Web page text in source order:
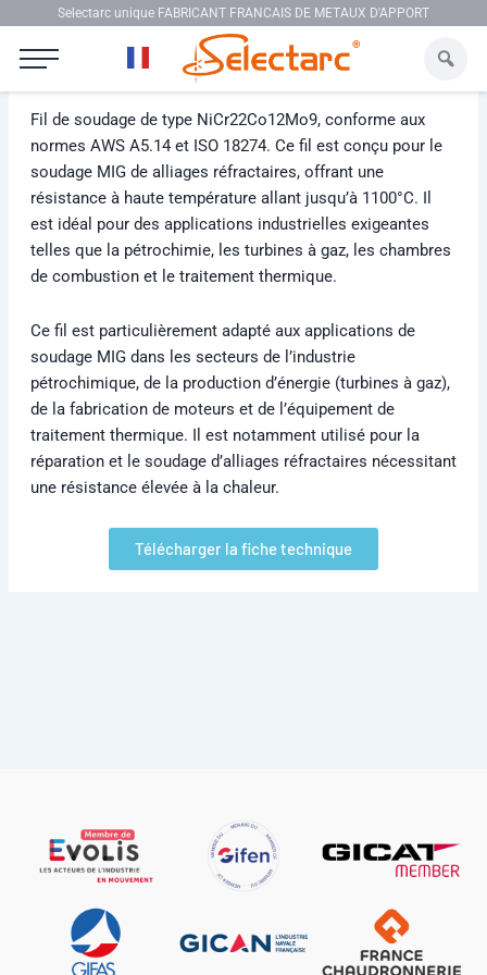
Aller au contenuSelectarc unique FABRICANT FRANCAIS DE METAUX D'APPORT
Fil de soudage de type NiCr22Co12Mo9, conforme aux
normes AWS A5.14 et ISO 18274. Ce fil est conçu pour le
soudage MIG de alliages réfractaires, offrant une
résistance à haute température allant jusqu’à 1100°C. Il
est idéal pour des applications industrielles exigeantes
telles que la pétrochimie, les turbines à gaz, les chambres
de combustion et le traitement thermique.
Ce fil est particulièrement adapté aux applications de
soudage MIG dans les secteurs de l’industrie
pétrochimique, de la production d’énergie (turbines à gaz),
de la fabrication de moteurs et de l’équipement de
traitement thermique. Il est notamment utilisé pour la
réparation et le soudage d’alliages réfractaires nécessitant
une résistance élevée à la chaleur.
Télécharger la fiche technique